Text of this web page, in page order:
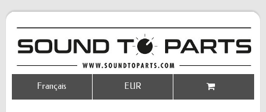
EUR
Français